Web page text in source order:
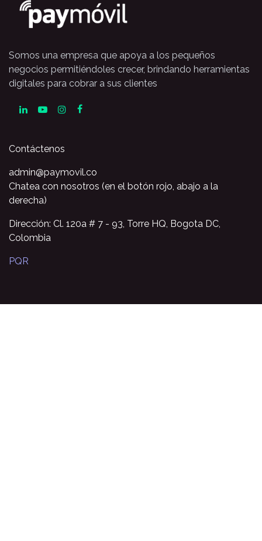
Somos una empresa que apoya a los pequeños
negocios permitiéndoles crecer, brindando herramientas
digitales para cobrar a sus clientes
Contáctenos
admin@paymovil.co
Chatea con nosotros (en el botón rojo, abajo a la
derecha)
Dirección: Cl. 120a # 7 - 93, Torre HQ, Bogota DC,
Colombia
PQR